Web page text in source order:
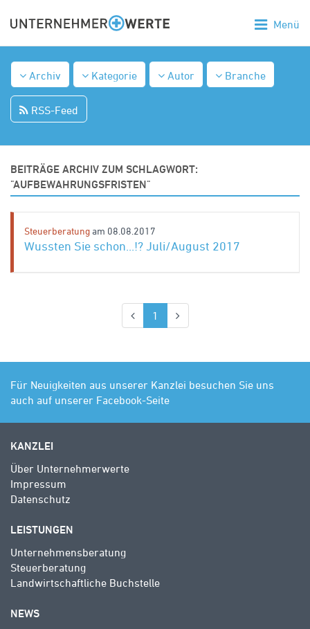
Menü
Archiv Kategorie Autor Branche
RSS-Feed
BEITRÄGE ARCHIV ZUM SCHLAGWORT:
"AUFBEWAHRUNGSFRISTEN"
Steuerberatung am 08.08.2017
Wussten Sie schon...!? Juli/August 2017
1 (aktuell)
Für Neuigkeiten aus unserer Kanzlei besuchen Sie uns
auch auf unserer Facebook-Seite
KANZLEI
Über Unternehmerwerte
Impressum
Datenschutz
LEISTUNGEN
Unternehmensberatung
Steuerberatung
Landwirtschaftliche Buchstelle
NEWS